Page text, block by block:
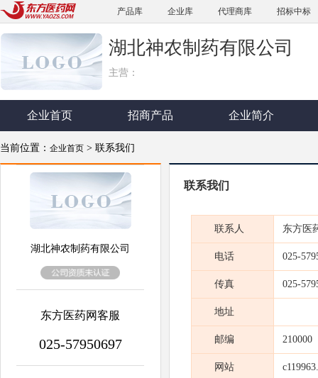
产品库 企业库 代理商库 招标中标
湖北神农制药有限公司
主营：
企业首页 招商产品 企业简介
当前位置： 企业首页 > 联系我们
湖北神农制药有限公司
东方医药网客服
025-57950697
联系我们
联系人 东方医
电话 025-
传真 025-
地址
邮编 210000
网站